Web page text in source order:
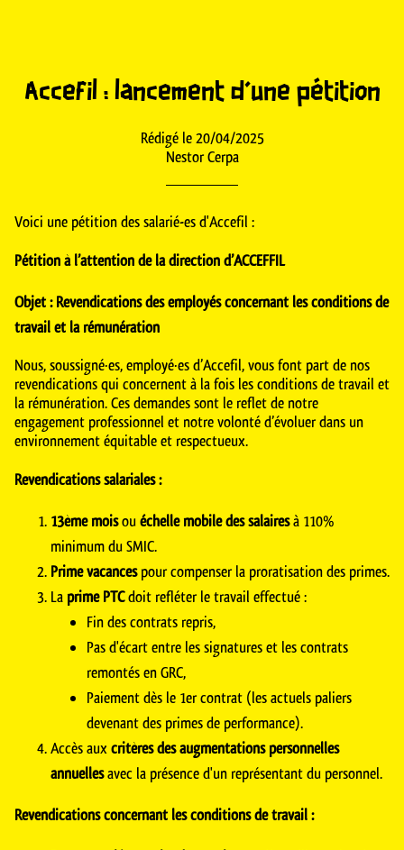
Accefil : lancement d'une pétition
Rédigé le 20/04/2025
Nestor Cerpa
Voici une pétition des salarié-es d'Accefil :
Pétition à l’attention de la direction d’ACCEFFIL
Objet : Revendications des employés concernant les conditions de
travail et la rémunération
Nous, soussigné·es, employé·es d’Accefil, vous font part de nos
revendications qui concernent à la fois les conditions de travail et
la rémunération. Ces demandes sont le reflet de notre
engagement professionnel et notre volonté d’évoluer dans un
environnement équitable et respectueux.
Revendications salariales :
13ème moisouéchelle mobile des salairesà 110%
minimum du SMIC.
Prime vacancespour compenser la proratisation des primes.
La prime PTCdoit refléter le travail effectué :
Fin des contrats repris,
Pas d'écart entre les signatures et les contrats
remontés en GRC,
Paiement dès le 1er contrat (les actuels paliers
devenant des primes de performance).
Accès auxcritères des augmentations personnelles
annuellesavec la présence d'un représentant du personnel.
Revendications concernant les conditions de travail :